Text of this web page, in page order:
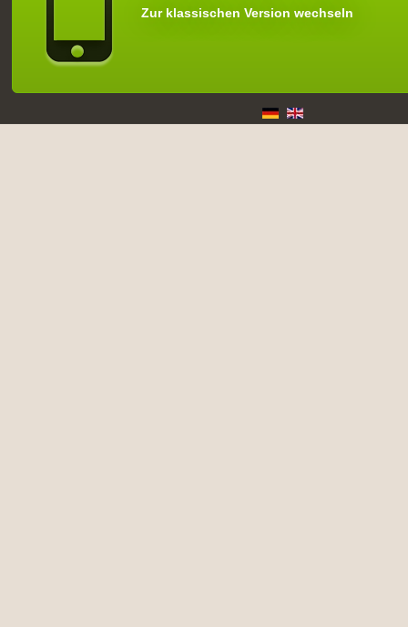
Zur klassischen Version wechseln